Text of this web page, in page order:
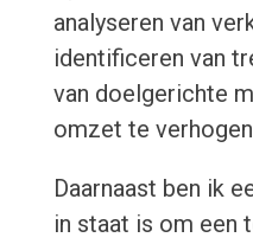
analyseren van
identificeren van
van doelgerichte
omzet te
Daarnaast ben ik
in staat is om een